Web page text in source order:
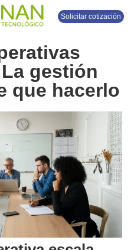
Solicitar cotización
gestión
que hacerlo